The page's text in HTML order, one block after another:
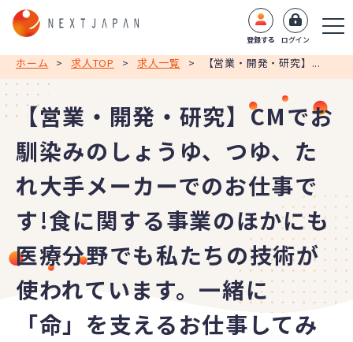
登録する ログイン
ホーム > 求人TOP > 求人一覧 > 【営業・開発・研究】...
【営業・開発・研究】CMでお
馴染みのしょうゆ、つゆ、た
れ大手メーカーでのお仕事で
す!食に関する事業のほかにも
医療分野でも私たちの技術が
使われています。一緒に
「命」を支えるお仕事してみ